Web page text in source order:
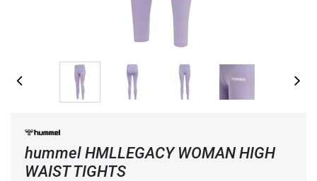
hummel HMLLEGACY WOMAN HIGH
WAIST TIGHTS